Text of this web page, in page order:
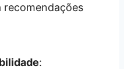
recomendações
: